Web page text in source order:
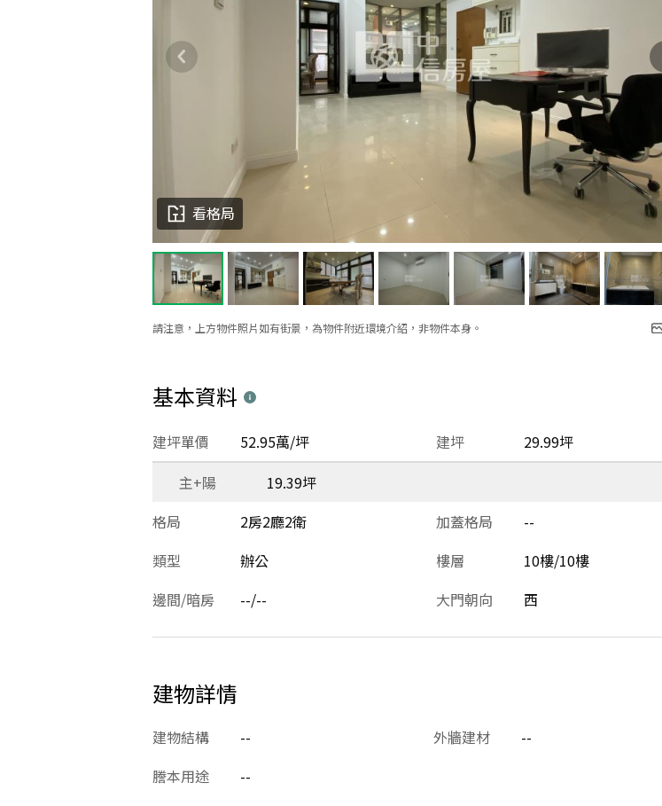
請注意，上方物件照片如有街景，為物件附近環境介紹，非物件本身。
看格局
基本資料
建坪 29.99坪
建坪單價 52.95萬/坪
主+陽
19.39坪
格局
2房2廳2衛 加蓋格局 --
類型
辦公 樓層 10樓/10樓
邊間/暗房
--/-- 大門朝向 西
建物詳情
建物結構 -- 外牆建材 --
謄本用途
--